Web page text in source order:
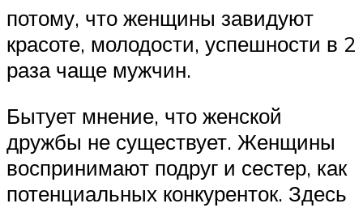
потому, что женщины завидуют
красоте, молодости, успешности в 2
раза чаще мужчин.
Бытует мнение, что женской
дружбы не существует. Женщины
воспринимают подруг и сестер, как
потенциальных конкуренток. Здесь